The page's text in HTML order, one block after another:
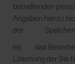
betreffenden
Angaben hierzu
der
(e) das Bestehen
Löschung der Sie